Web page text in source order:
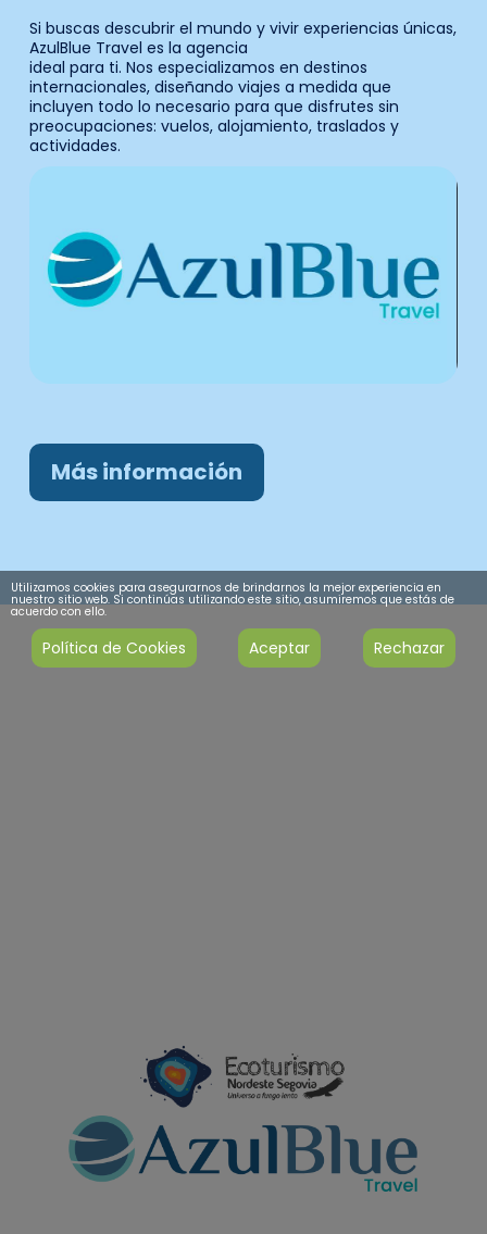
Si buscas descubrir el mundo y vivir experiencias únicas,
AzulBlue Travel es la agencia
ideal para ti. Nos especializamos en destinos
internacionales, diseñando viajes a medida que
incluyen todo lo necesario para que disfrutes sin
preocupaciones: vuelos, alojamiento, traslados y
actividades.
Más información
Utilizamos cookies para asegurarnos de brindarnos la mejor experiencia en
nuestro sitio web. Si continúas utilizando este sitio, asumiremos que estás de
acuerdo con ello.
Política de Cookies Aceptar Rechazar